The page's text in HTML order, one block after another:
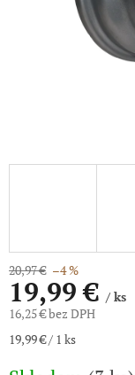
20,97 € –4 %
19,99 €/ ks
16,25 € bez DPH
Jednotková
19,99 € / 1 ks